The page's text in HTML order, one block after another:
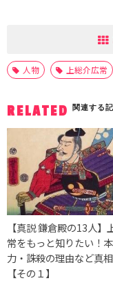
人物 上総介広常
RELATED 関連する
【真説 鎌倉殿の13人】
常をもっと知りたい！
力・誅殺の理由など真
【その１】